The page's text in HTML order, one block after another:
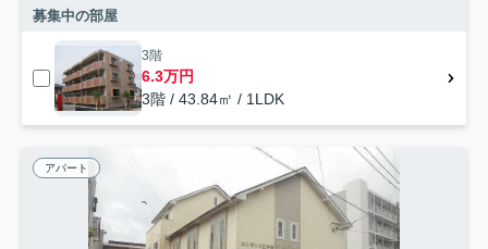
募集中の部屋
3階
6.3万円
3階 / 43.84㎡ / 1LDK
アパート